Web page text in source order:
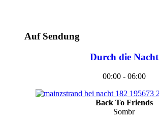
Auf Sendung
Durch die Nacht
00:00 - 06:00
Back To Friends
Sombr